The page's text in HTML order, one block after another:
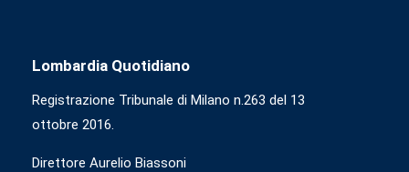
Lombardia Quotidiano
Registrazione Tribunale di Milano n.263 del 13
ottobre 2016.
Direttore Aurelio Biassoni